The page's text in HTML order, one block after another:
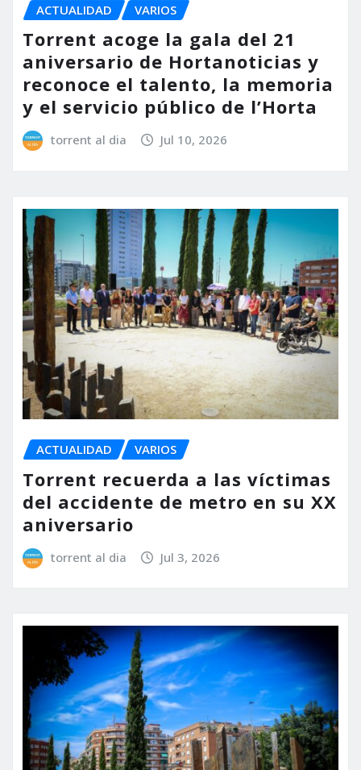
ACTUALIDAD VARIOS
Torrent acoge la gala del 21
aniversario de Hortanoticias y
reconoce el talento, la memoria
y el servicio público de l’Horta
torrent al dia Jul 10, 2026
ACTUALIDAD VARIOS
Torrent recuerda a las víctimas
del accidente de metro en su XX
aniversario
torrent al dia Jul 3, 2026